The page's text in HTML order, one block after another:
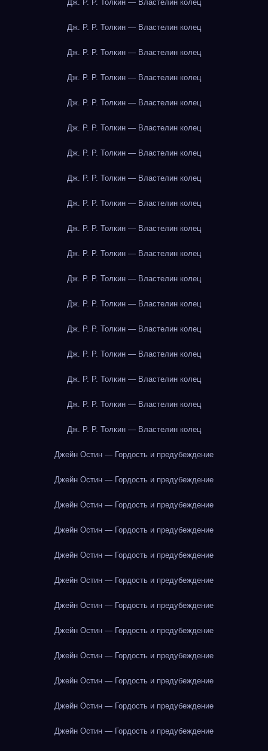
Дж. Р. Р. Толкин — Властелин колец
Дж. Р. Р. Толкин — Властелин колец
Дж. Р. Р. Толкин — Властелин колец
Дж. Р. Р. Толкин — Властелин колец
Дж. Р. Р. Толкин — Властелин колец
Дж. Р. Р. Толкин — Властелин колец
Дж. Р. Р. Толкин — Властелин колец
Дж. Р. Р. Толкин — Властелин колец
Дж. Р. Р. Толкин — Властелин колец
Дж. Р. Р. Толкин — Властелин колец
Дж. Р. Р. Толкин — Властелин колец
Дж. Р. Р. Толкин — Властелин колец
Дж. Р. Р. Толкин — Властелин колец
Дж. Р. Р. Толкин — Властелин колец
Дж. Р. Р. Толкин — Властелин колец
Дж. Р. Р. Толкин — Властелин колец
Дж. Р. Р. Толкин — Властелин колец
Дж. Р. Р. Толкин — Властелин колец
Джейн Остин — Гордость и предубеждение
Джейн Остин — Гордость и предубеждение
Джейн Остин — Гордость и предубеждение
Джейн Остин — Гордость и предубеждение
Джейн Остин — Гордость и предубеждение
Джейн Остин — Гордость и предубеждение
Джейн Остин — Гордость и предубеждение
Джейн Остин — Гордость и предубеждение
Джейн Остин — Гордость и предубеждение
Джейн Остин — Гордость и предубеждение
Джейн Остин — Гордость и предубеждение
Джейн Остин — Гордость и предубеждение